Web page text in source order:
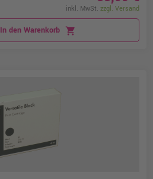
inkl. MwSt. zzgl. Versand
In den Warenkorb shopping_cart